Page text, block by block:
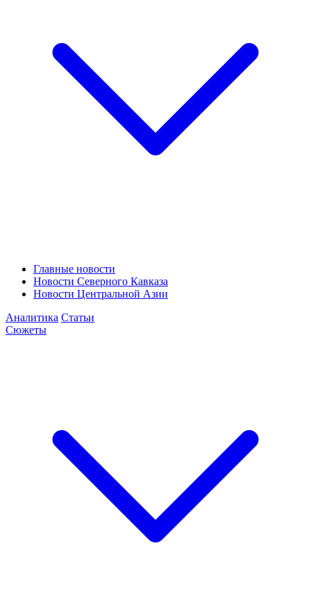
Главные новости
Новости Северного Кавказа
Новости Центральной Азии
Аналитика Статьи
Сюжеты